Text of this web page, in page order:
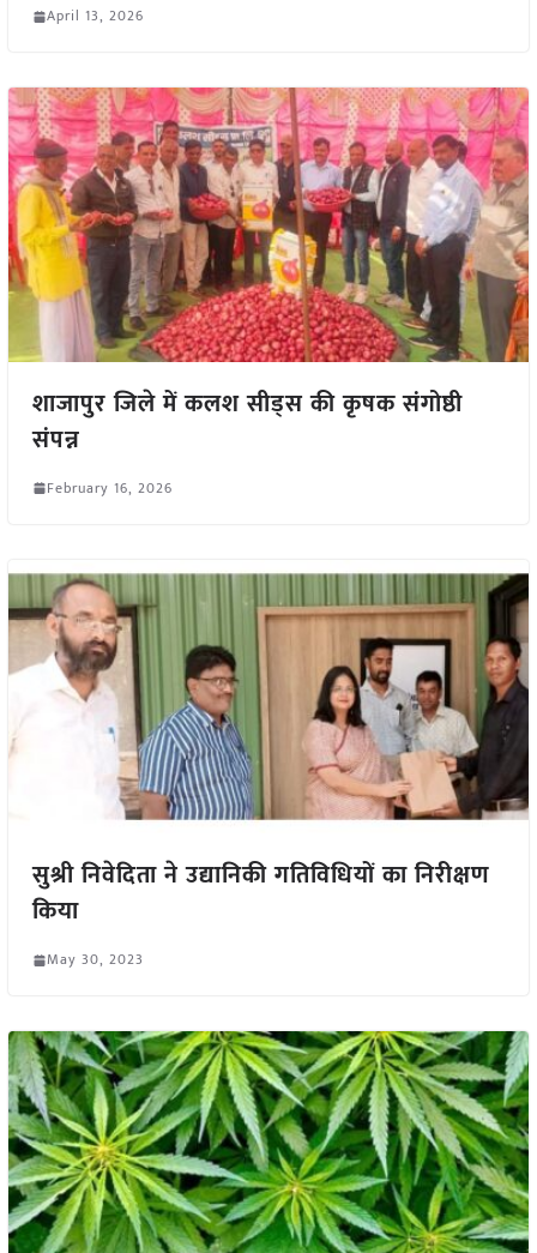
April 13, 2026
शाजापुर जिले में कलश सीड्स की कृषक संगोष्ठी
संपन्न
February 16, 2026
सुश्री निवेदिता ने उद्यानिकी गतिविधियों का निरीक्षण
किया
May 30, 2023